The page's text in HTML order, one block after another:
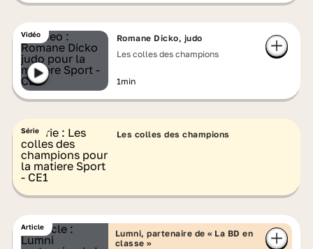
Vidéo
Romane Dicko, judo
Les colles des champions
1min
Série Les colles des champions
Article
Lumni, partenaire de « La BD en
classe »